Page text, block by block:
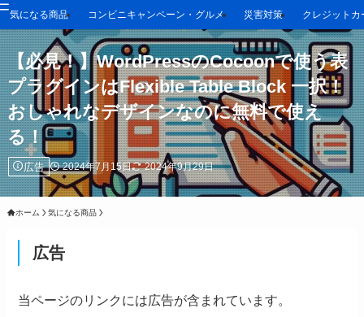
気になる商品 コンビニキャンペーン・グルメ 災害対策 クレジットカ
【必見！】WordPressのCocoonで使う表
プラグインはFlexible Table Block 一択！
おしゃれなデザインなのに無料で使え
る！
広告 2024年7月15日 2024年9月29日
ホーム 気になる商品
広告
当ページのリンクには広告が含まれています。